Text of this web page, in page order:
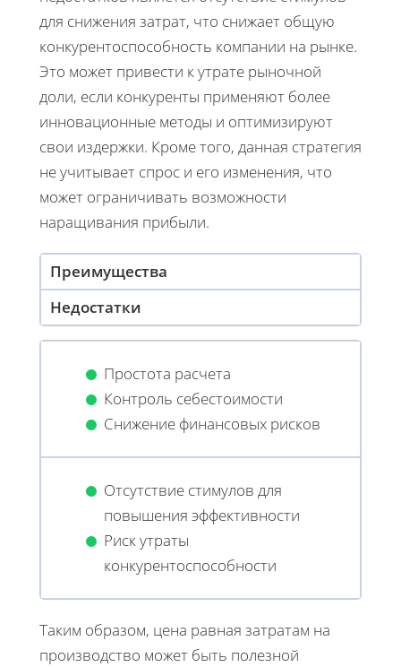
для снижения затрат, что снижает общую
конкурентоспособность компании на рынке.
Это может привести к утрате рыночной
доли, если конкуренты применяют более
инновационные методы и оптимизируют
свои издержки. Кроме того, данная стратегия
не учитывает спрос и его изменения, что
может ограничивать возможности
наращивания прибыли.
Преимущества
Недостатки
Простота расчета
Контроль себестоимости
Снижение финансовых рисков
Отсутствие стимулов для
повышения эффективности
Риск утраты
конкурентоспособности
Таким образом, цена равная затратам на
производство может быть полезной